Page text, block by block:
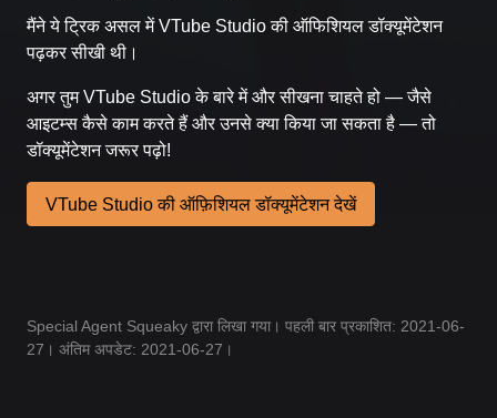
मैंने ये ट्रिक असल में VTube Studio की ऑफिशियल डॉक्यूमेंटेशन
पढ़कर सीखी थी।
अगर तुम VTube Studio के बारे में और सीखना चाहते हो — जैसे
आइटम्स कैसे काम करते हैं और उनसे क्या किया जा सकता है — तो
डॉक्यूमेंटेशन जरूर पढ़ो!
VTube Studio की ऑफ़िशियल डॉक्यूमेंटेशन देखें
Special Agent Squeaky द्वारा लिखा गया। पहली बार प्रकाशित: 2021-06-
27। अंतिम अपडेट: 2021-06-27।